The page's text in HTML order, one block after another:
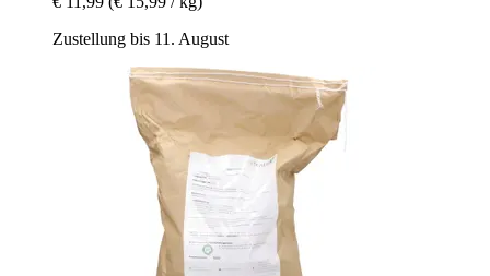
Zustellung bis 11. August